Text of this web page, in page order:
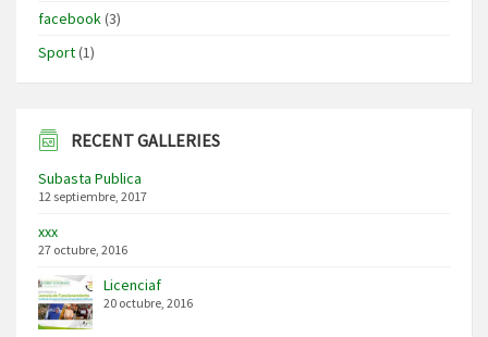
facebook(3)
Sport(1)
RECENT GALLERIES
Subasta Publica
12 septiembre, 2017
xxx
27 octubre, 2016
Licenciaf
20 octubre, 2016